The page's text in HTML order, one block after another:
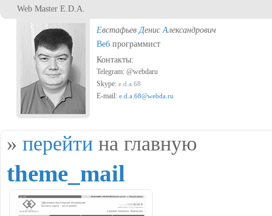
Перейти к основному содержанию
Web Master E.D.A.
ЕвстафьевДенисАлександрович
Веб программист
Контакты:
Telegram: @webdaru
Skype: e.d.a.68
E-mail: e.d.a.68@webda.ru
Вы здесь
» перейти на главную
theme_mail